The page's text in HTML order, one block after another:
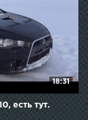
18:31
есть тут.